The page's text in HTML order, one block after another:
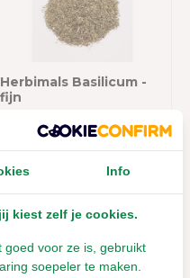
Herbimals Basilicum -
fijn
Leverbaar met 1- 2 werkdagen
Incl. btw Info
kiest zelf je cookies.
goed voor ze is, gebruikt
soepeler te maken.